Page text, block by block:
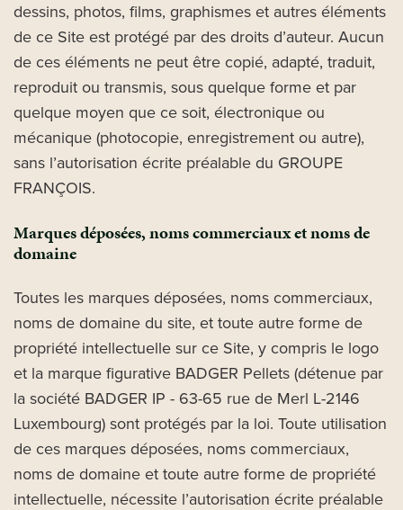
dessins, photos, films, graphismes et autres éléments
de ce Site est protégé par des droits d’auteur. Aucun
de ces éléments ne peut être copié, adapté, traduit,
reproduit ou transmis, sous quelque forme et par
quelque moyen que ce soit, électronique ou
mécanique (photocopie, enregistrement ou autre),
sans l’autorisation écrite préalable du GROUPE
FRANÇOIS.
Marques déposées, noms commerciaux et noms de
domaine
Toutes les marques déposées, noms commerciaux,
noms de domaine du site, et toute autre forme de
propriété intellectuelle sur ce Site, y compris le logo
et la marque figurative BADGER Pellets (détenue par
la société BADGER IP - 63-65 rue de Merl L-2146
Luxembourg) sont protégés par la loi. Toute utilisation
de ces marques déposées, noms commerciaux,
noms de domaine et toute autre forme de propriété
intellectuelle, nécessite l’autorisation écrite préalable